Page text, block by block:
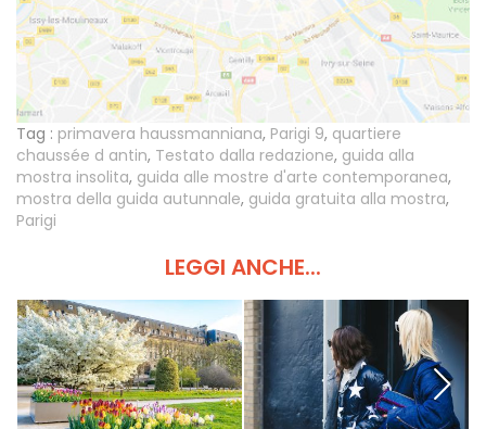
Tag : primavera haussmanniana, Parigi 9, quartiere
chaussée d antin, Testato dalla redazione, guida alla
mostra insolita, guida alle mostre d'arte contemporanea,
mostra della guida autunnale, guida gratuita alla mostra,
Parigi
LEGGI ANCHE...